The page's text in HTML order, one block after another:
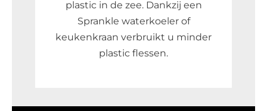
plastic in de zee. Dankzij een
Sprankle waterkoeler of
keukenkraan verbruikt u minder
plastic flessen.